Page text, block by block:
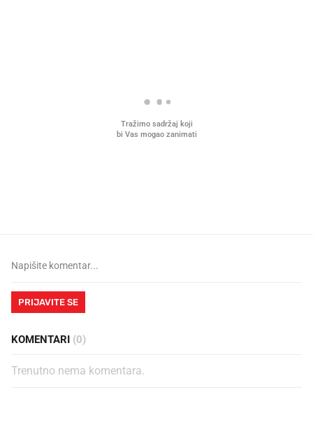
PRIJAVITE SE
KOMENTARI (0)
Trenutno nema komentara.